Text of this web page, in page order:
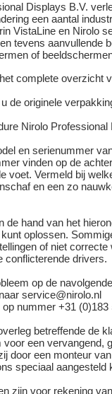
Displays B.V.
een aantal
VistaLine en Nirolo
tevens aanvullende
of
complete overzicht
de originele
Nirolo Professional
en serienummer
vinden op de
voet. Vermeld bij
en een zo
de hand van het
oplossen.
of niet
conflicterende drivers.
op de
service@nirolo.nl
op nummer +31 (0)183
betreffende de
voor een vervangend,
door een monteur
speciaal aangesteld
zijn voor rekening